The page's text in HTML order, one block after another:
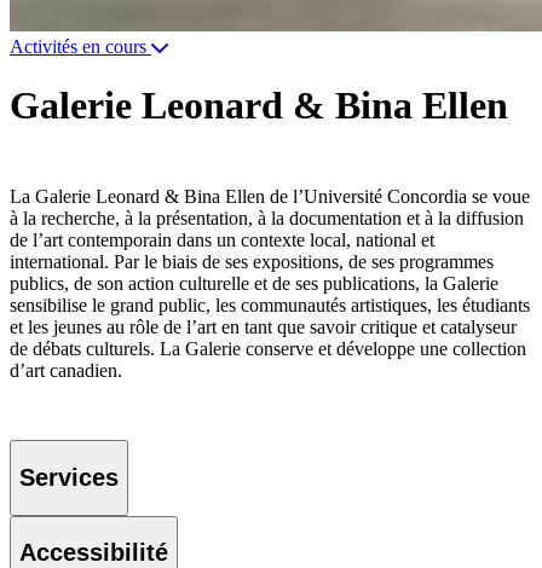
Activités en cours
Galerie Leonard & Bina Ellen
La Galerie Leonard & Bina Ellen de l’Université Concordia se voue
à la recherche, à la présentation, à la documentation et à la diffusion
de l’art contemporain dans un contexte local, national et
international. Par le biais de ses expositions, de ses programmes
publics, de son action culturelle et de ses publications, la Galerie
sensibilise le grand public, les communautés artistiques, les étudiants
et les jeunes au rôle de l’art en tant que savoir critique et catalyseur
de débats culturels. La Galerie conserve et développe une collection
d’art canadien.
Services
Accessibilité